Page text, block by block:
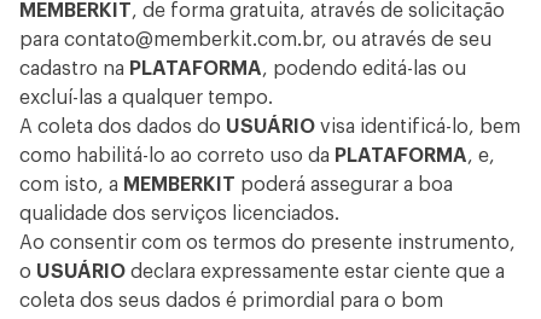
MEMBERKIT, de forma gratuita, através de solicitação
para contato@memberkit.com.br, ou através de seu
cadastro na PLATAFORMA, podendo editá-las ou
excluí-las a qualquer tempo.
A coleta dos dados do USUÁRIO visa identificá-lo, bem
como habilitá-lo ao correto uso da PLATAFORMA, e,
com isto, a MEMBERKIT poderá assegurar a boa
qualidade dos serviços licenciados.
Ao consentir com os termos do presente instrumento,
o USUÁRIO declara expressamente estar ciente que a
coleta dos seus dados é primordial para o bom